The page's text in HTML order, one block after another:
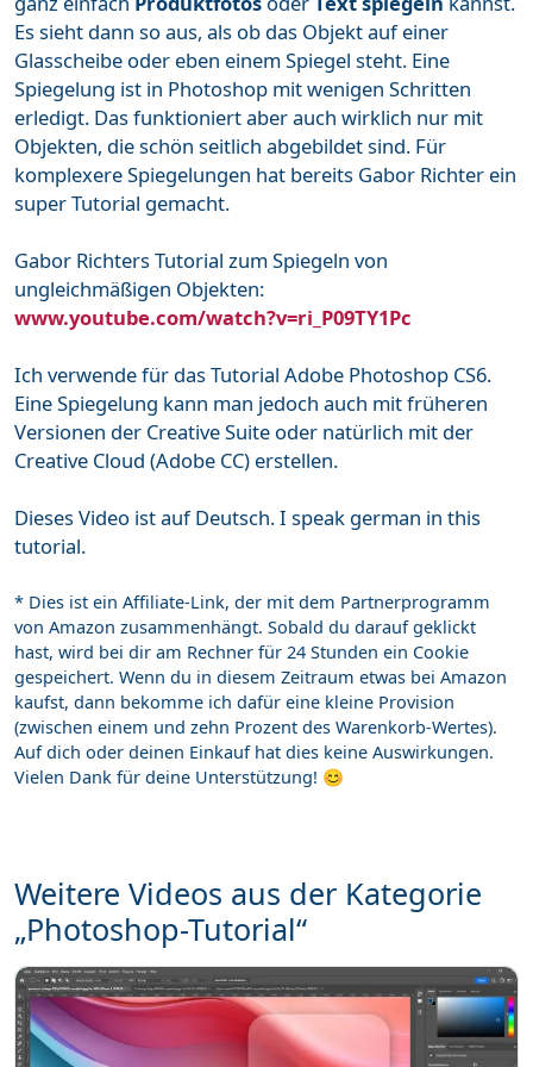
Es sieht dann so aus, als ob das Objekt auf einer
Glasscheibe oder eben einem Spiegel steht. Eine
Spiegelung ist in Photoshop mit wenigen Schritten
erledigt. Das funktioniert aber auch wirklich nur mit
Objekten, die schön seitlich abgebildet sind. Für
komplexere Spiegelungen hat bereits Gabor Richter ein
super Tutorial gemacht.
Gabor Richters Tutorial zum Spiegeln von
ungleichmäßigen Objekten:
www.youtube.com/watch?v=ri_P09TY1Pc
Ich verwende für das Tutorial Adobe Photoshop CS6.
Eine Spiegelung kann man jedoch auch mit früheren
Versionen der Creative Suite oder natürlich mit der
Creative Cloud (Adobe CC) erstellen.
Dieses Video ist auf Deutsch. I speak german in this
tutorial.
* Dies ist ein Affiliate-Link, der mit dem Partnerprogramm
von Amazon zusammenhängt. Sobald du darauf geklickt
hast, wird bei dir am Rechner für 24 Stunden ein Cookie
gespeichert. Wenn du in diesem Zeitraum etwas bei Amazon
kaufst, dann bekomme ich dafür eine kleine Provision
(zwischen einem und zehn Prozent des Warenkorb-Wertes).
Auf dich oder deinen Einkauf hat dies keine Auswirkungen.
Vielen Dank für deine Unterstützung! 😊
Weitere Videos aus der Kategorie
„Photoshop-Tutorial“